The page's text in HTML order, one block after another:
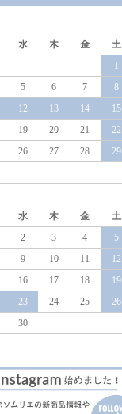
水 木 金
土
1
5 6 7
8
12 13 14
15
19 20 21
22
26 27 28
29
水 木 金
土
2 3 4
5
9 10 11
12
16 17 18
19
23 24 25
26
30